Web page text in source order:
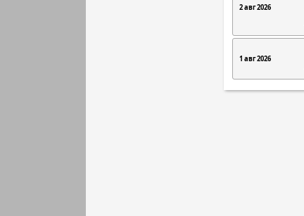
2 авг 2026
1 авг 2026